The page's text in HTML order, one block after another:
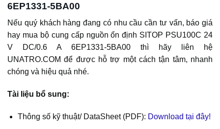
6EP1331-5BA00
Nếu quý khách hàng đang có nhu cầu cần tư vấn, báo giá
hay mua bộ cung cấp nguồn ổn định SITOP PSU100C 24
V DC/0.6 A 6EP1331-5BA00 thì hãy liên hệ
UNATRO.COM để được hỗ trợ một cách tận tâm, nhanh
chóng và hiệu quả nhé.
Tài liệu bổ sung:
Thông số kỹ thuật/ DataSheet (PDF): Download tại đây!